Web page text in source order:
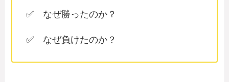
✅ なぜ勝ったのか？
✅ なぜ負けたのか？